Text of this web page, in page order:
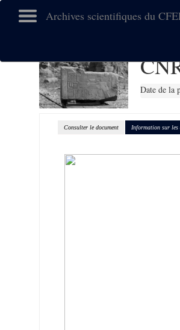
Archives scientifiques du
Date de la
Consulter le document Information sur les